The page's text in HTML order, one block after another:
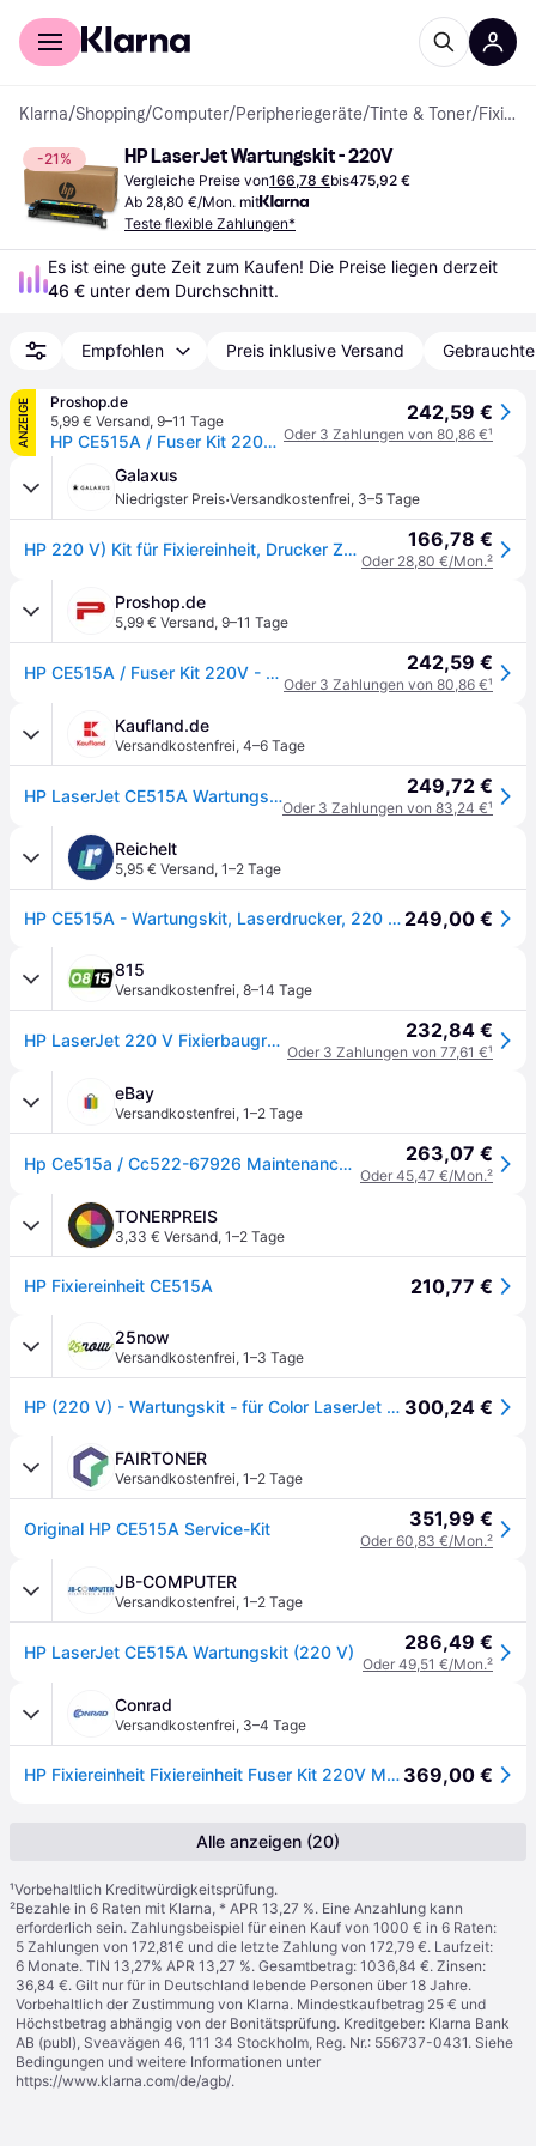
Für Shopper
Klarna/Shopping/Computer/Peripheriegeräte/Tinte & Toner/ Fixierkits
-21% HP LaserJet Wartungskit - 220V
Vergleiche Preise von166,78 €bis475,92 €
Ab 28,80 €/Mon. mit
Teste flexible Zahlungen*
46 € unter dem Durchschnitt.
Empfohlen Preis inklusive Versand
ANZEIGE
Proshop.de
5,99 € Versand, 9–11 Tage
HP CE515A / Fuser Kit 220V - Wartungsset
242,59 €
Oder 3 Zahlungen von 80,86 €¹
Galaxus
Niedrigster Preis·Versandkostenfrei, 3–5 Tage
HP 220 V) Kit für Fixiereinheit, Drucker Zubehör 166,78 €
Oder 28,80 €/Mon.²
Proshop.de
5,99 € Versand, 9–11 Tage
HP CE515A / Fuser Kit 220V - Wartungsset 242,59 €
Oder 3 Zahlungen von 80,86 €¹
Kaufland.de
Versandkostenfrei, 4–6 Tage
HP LaserJet CE515A Wartungskit (220 V), Wartungs-Set, Laser, Schwarz, China, Business, Unternehmen, 596 mm 249,72 €
Oder 3 Zahlungen von 83,24 €¹
Reichelt
5,95 € Versand, 1–2 Tage
HP CE515A - Wartungskit, Laserdrucker, 220 V, Fixiereinheit 249,00 €
815
Versandkostenfrei, 8–14 Tage
HP LaserJet 220 V Fixierbaugruppe - 250000 Seiten - China - HP - LaserJet Managed MFP E72525 - E72530 - E72535 - 2,04 kg - 145 mm 232,84 €
Oder 3 Zahlungen von 77,61 €¹
eBay
Versandkostenfrei, 1–2 Tage
Hp Ce515a / Cc522-67926 Maintenance-kit 263,07 €
Oder 45,47 €/Mon.²
TONERPREIS
3,33 € Versand, 1–2 Tage
HP Fixiereinheit CE515A 210,77 €
25now
Versandkostenfrei, 1–3 Tage
HP (220 V) - Wartungskit - für Color LaserJet Enterprise MFP M775 300,24 €
FAIRTONER
Versandkostenfrei, 1–2 Tage
Original HP CE515A Service-Kit 351,99 €
Oder 60,83 €/Mon.²
JB-COMPUTER
Versandkostenfrei, 1–2 Tage
HP LaserJet CE515A Wartungskit (220 V) 286,49 €
Oder 49,51 €/Mon.²
Conrad
Versandkostenfrei, 3–4 Tage
HP Fixiereinheit Fixiereinheit Fuser Kit 220V M775 CE515A Original 150000 Seiten 369,00 €
Alle anzeigen (20)
¹Vorbehaltlich Kreditwürdigkeitsprüfung.
²Bezahle in 6 Raten mit Klarna, * APR 13,27 %. Eine Anzahlung kann
erforderlich sein. Zahlungsbeispiel für einen Kauf von 1000 € in 6 Raten:
5 Zahlungen von 172,81€ und die letzte Zahlung von 172,79 €. Laufzeit:
6 Monate. TIN 13,27% APR 13,27 %. Gesamtbetrag: 1036,84 €. Zinsen:
36,84 €. Gilt nur für in Deutschland lebende Personen über 18 Jahre.
Vorbehaltlich der Zustimmung von Klarna. Mindestkaufbetrag 25 € und
Höchstbetrag abhängig von der Bonitätsprüfung. Kreditgeber: Klarna Bank
AB (publ), Sveavägen 46, 111 34 Stockholm, Reg. Nr.: 556737-0431. Siehe
Bedingungen und weitere Informationen unter
https://www.klarna.com/de/agb/.